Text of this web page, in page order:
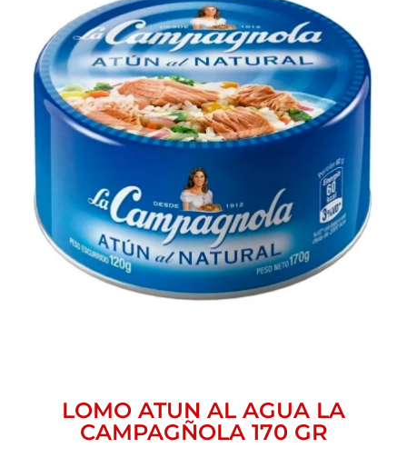
LOMO ATUN AL AGUA LA
CAMPAGÑOLA 170 GR